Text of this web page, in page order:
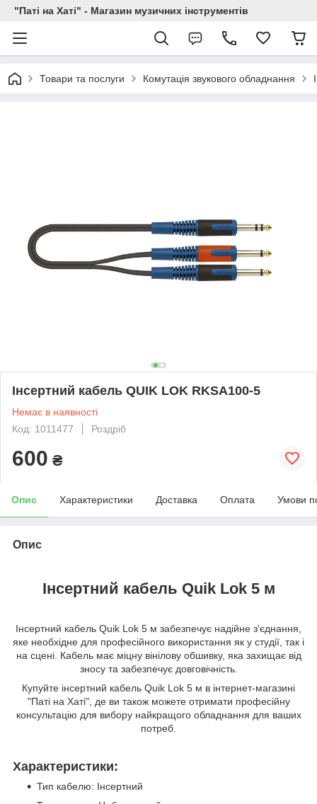
"Паті на Хаті" - Магазин музичних інструментів
Товари та послуги Комутація звукового обладнання
Інсертний кабель QUIK LOK RKSA100-5
Немає в наявності
Код: 1011477
Роздріб
600 ₴
Опис Характеристики Доставка Оплата Умови
Опис
Інсертний кабель Quik Lok 5 м
Інсертний кабель Quik Lok 5 м забезпечує надійне з'єднання,
яке необхідне для професійного використання як у студії, так і
на сцені. Кабель має міцну вінілову обшивку, яка захищає від
зносу та забезпечує довговічність.
Купуйте інсертний кабель Quik Lok 5 м в інтернет-магазині
"Паті на Хаті", де ви також можете отримати професійну
консультацію для вибору найкращого обладнання для ваших
потреб.
Характеристики:
Тип кабелю: Інсертний